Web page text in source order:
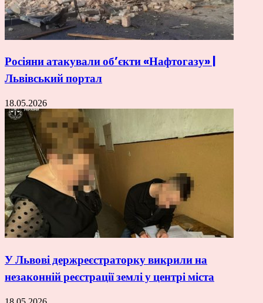
Росіяни атакували об’єкти «Нафтогазу» |
Львівський портал
18.05.2026
У Львові держреєстраторку викрили на
незаконній реєстрації землі у центрі міста